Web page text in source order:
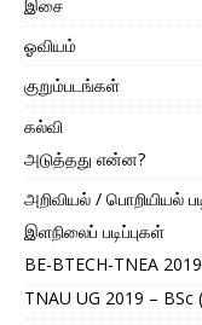
இசை
ஓவியம்
குறும்படங்கள்
கல்வி
அடுத்தது என்ன?
அறிவியல் / பொறியியல்
இளநிலைப் படிப்புகள்
BE-BTECH-TNEA 2019
TNAU UG 2019 –